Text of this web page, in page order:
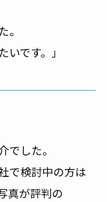
。
です。」
でした。
で検討中の方は
真が評判の